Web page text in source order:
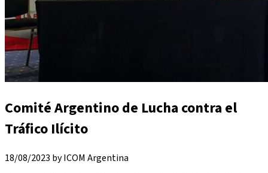
Comité Argentino de Lucha contra el
Tráfico Ilícito
18/08/2023 by ICOM Argentina